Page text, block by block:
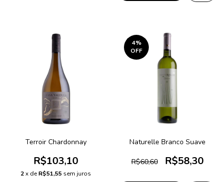
Terroir Chardonnay
R$103,10
2x deR$51,55 sem juros
4%
OFF
Naturelle Branco Suave
R$60,60 R$58,30